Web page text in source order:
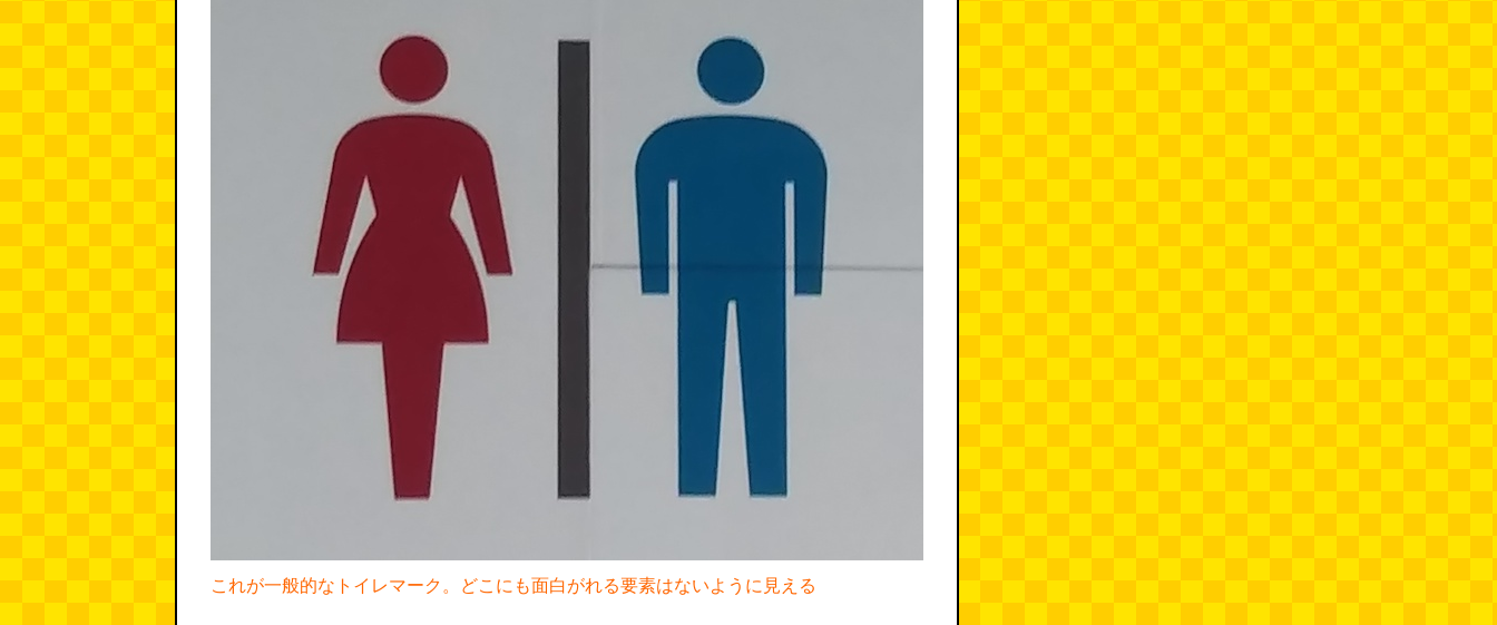
これが一般的なトイレマーク。どこにも面白がれる要素はないように見える